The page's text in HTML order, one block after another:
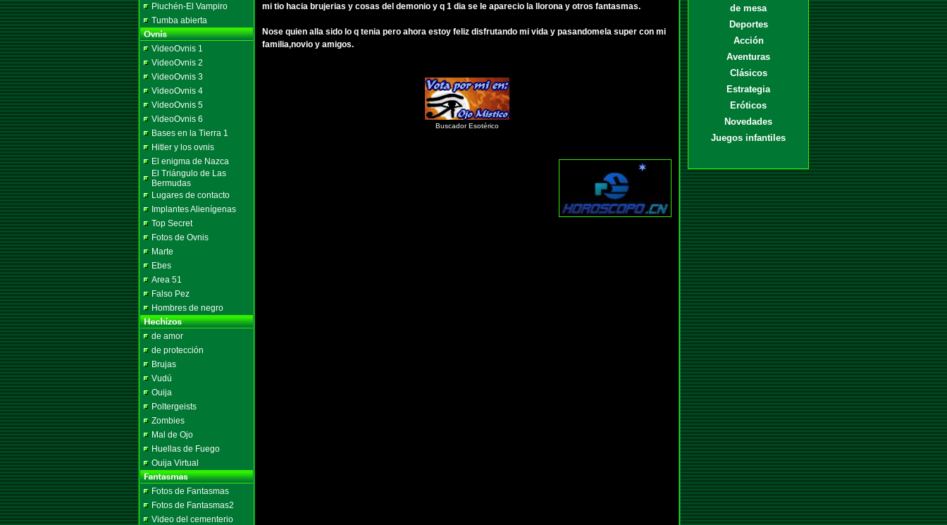
Piuchén-El Vampiro
Tumba abierta
VideoOvnis 1
VideoOvnis 2
VideoOvnis 3
VideoOvnis 4
VideoOvnis 5
VideoOvnis 6
Bases en la Tierra 1
Hitler y los ovnis
El enigma de Nazca
El Triángulo de Las
Bermudas
Lugares de contacto
Implantes Alienígenas
Top Secret
Fotos de Ovnis
Marte
Ebes
Area 51
Falso Pez
Hombres de negro
de amor
de protección
Brujas
Vudú
Ouija
Poltergeists
Zombies
Mal de Ojo
Huellas de Fuego
Ouija Virtual
Fotos de Fantasmas
Fotos de Fantasmas2
Video del cementerio
mi tio hacia brujerias y cosas del demonio y q 1 dia se le aparecio la llorona y otros fantasmas.
Nose quien alla sido lo q tenia pero ahora estoy feliz disfrutando mi vida y pasandomela super con mi
familia,novio y amigos.
Buscador Esotérico
de mesa
Deportes
Acción
Aventuras
Clásicos
Estrategia
Eróticos
Novedades
Juegos infantiles